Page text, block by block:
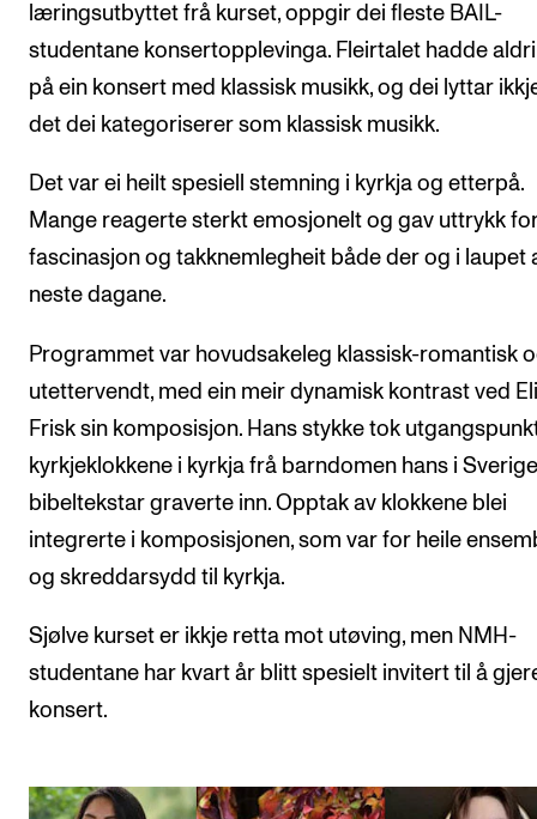
læringsutbyttet frå kurset, oppgir dei fleste BAIL-
studentane konsertopplevinga. Fleirtalet hadde
på ein konsert med klassisk musikk, og dei lyttar
det dei kategoriserer som klassisk musikk.
Det var ei heilt spesiell stemning i kyrkja og etterpå.
Mange reagerte sterkt emosjonelt og gav uttrykk
fascinasjon og takknemlegheit både der og i laupet
neste dagane.
Programmet var hovudsakeleg klassisk-romantisk
utettervendt, med ein meir dynamisk kontrast ved
Frisk sin komposisjon. Hans stykke tok
kyrkjeklokkene i kyrkja frå barndomen hans i
bibeltekstar graverte inn. Opptak av klokkene blei
integrerte i komposisjonen, som var for heile
og skreddarsydd til kyrkja.
Sjølve kurset er ikkje retta mot utøving, men NMH-
studentane har kvart år blitt spesielt invitert til å
konsert.